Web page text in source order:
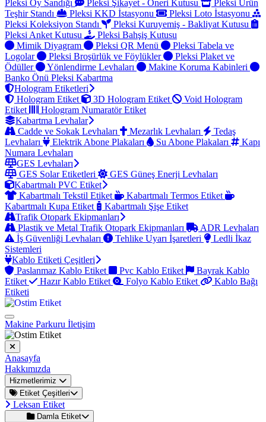
Pleksi Oy Sandığı
Pleksi Şikayet - Öneri Kutusu
Pleksi Ürün
Teşhir Standı
Pleksi KKD İstasyonu
Pleksi Loto İstasyonu
Pleksi Koleksiyon Standı
Pleksi Kuruyemiş - Bakliyat Kutusu
Pleksi Anket Kutusu
Pleksi Bahşiş Kutusu
Mimik Diyagram
Pleksi QR Menü
Pleksi Tabela ve
Logolar
Pleksi Broşürlük ve Föylükler
Pleksi Plaket ve
Ödüller
Yönlendirme Levhaları
Makine Koruma Kabinleri
Banko Önü Pleksi Kabartma
Hologram Etiketleri
Hologram Etiket
3D Hologram Etiket
Void Hologram
Etiket
Hologram Numaratör Etiket
Kabartma Levhalar
Cadde ve Sokak Levhaları
Mezarlık Levhaları
Tedaş
Levhaları
Elektrik Abone Plakaları Su Abone Plakaları
Kapı
Numara Levhaları
GES Levhaları
GES Solar Etiketleri
GES Güneş Enerji Levhaları
Kabartmalı PVC Etiket
Kabartmalı Tekstil Etiket
Kabartmalı Termos Etiket
Kabartmalı Kupa Etiket
Kabartmalı Şişe Etiket
Trafik Otopark Ekipmanları
Plastik ve Metal Trafik Otopark Ekipmanları
ADR Levhaları
İş Güvenliği Levhaları
Tehlike Uyarı İşaretleri
Ledli İkaz
Sistemleri
Kablo Etiketi Çeşitleri
Paslanmaz Kablo Etiket
Pvc Kablo Etiket
Bayrak Kablo
Etiket
Hazır Kablo Etiket Folyo Kablo Etiket
Kablo Bağı
Etiketi
Makine Parkuru İletişim
Anasayfa
Hakkımızda
Hizmetlerimiz
Etiket Çeşitleri
Leksan Etiket
Damla Etiket